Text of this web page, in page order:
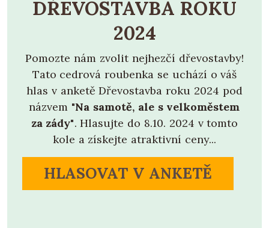
DŘEVOSTAVBA ROKU
2024
Pomozte nám zvolit nejhezčí dřevostavby!
Tato cedrová roubenka se uchází o váš
hlas v anketě Dřevostavba roku 2024 pod
názvem "Na samotě, ale s velkoměstem
za zády". Hlasujte do 8.10. 2024 v tomto
kole a získejte atraktivní ceny...
HLASOVAT V ANKETĚ